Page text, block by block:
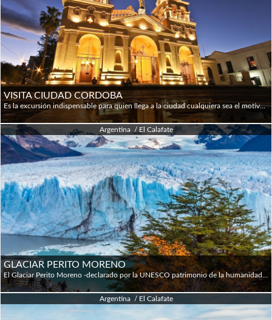
VISITA CIUDAD CORDOBA
Es la excursión indispensable para quien llega a la ciudad cualquiera sea el motivo de su visita. Durante el recorrido se descubren los diversos aspectos que presenta esta gran ciudad. Se pueden apreciar constantemente los fuertes contrastes que sorprenden a cada paso. El legado arquitectónico de la época colonial, los modernos edificios, y la importante actividad comercial, se conjugan con la tradición cultural cordobesa para brindar al visitante un amplio espectro de opciones. Partiendo desde el lugar de alojamiento en modernos vehículos, con la asistencia de un guía profesional, se arriba a la Plaza San Martín desde donde se inicia un recorrido pedestre por el centro histórico y cultural. Se visita la Iglesia Catedral, el Cabildo, el Oratorio del Obispo Mercadillo, el Convento de Santa Catalina, la Cripta Jesuítica del Noviciado Viejo, el Museo de Arte Religioso "Juan de Tejeda", Colegio Montserrat, Rectorado de la Universidad Nacional de Córdoba, la Iglesia de la Compañía de Jesús, y otros lugares tradicionales. Continúa el recorrido vehicular hacia la Iglesia de los Padres Capuchinos, de estilo neogótico, se visita el barrio Nueva Córdoba, el Parque Sarmiento, el Museo Caraffa, la Ciudad Universitaria, prosiguiendo por el centro de la ciudad, hasta el Córdoba Shopping Center, donde se realiza un breve recorrido si el horario lo permite. Posteriormente se visita el barrio Cerro de las Rosas, el estadio mundialista Chateau Carreras y el Complejo Ferial Córdoba. Regreso al hotel.
Argentina / El Calafate
GLACIAR PERITO MORENO
El Glaciar Perito Moreno -declarado por la UNESCO patrimonio de la humanidad- ubicado a 80 km de la Ciudad de El Calafate, es sin duda uno de los espectáculos más increíbles de la naturaleza que sorprende con sus impresionantes desprendimientos. Luego de recorrer la Ruta Provincial 11 que bordea el Lago Argentino, nos adentraremos en la Península de Magallanes donde bordearemos el Brazo Rico hasta nuestra primera detención que será en la Curva de los Suspiros, donde podremos observar por primera vez el majestuoso Glaciar. Aprovecharemos la parada para sacar algunas fotos. Continuaremos hasta el Muelle donde los interesados podrán optar por realizar una navegación de una hora para aproximarse a la pared del Glaciar Perito Moreno (Opcional). Luego de recorrer unos 7 km estaremos ya en la zona de pasarelas donde disfrutaremos desde distintos Balcones diversas vistas de la parte superior, frente y lateral del Glaciar y tendran tiempo suficiente para caminar los diversos circuitos y senderos (Rojo, Azul, Amarillo y Verde que suman 5 km para hacer a pie) donde no solamente se podrá apreciar las vistas panorámicas del Glaciar, sino también de la Flora y Fauna autóctonas. El circuito principal esta preparado para personas con movilidad reducida. Por la tarde retornaremos al Hotel.
Argentina / El Calafate